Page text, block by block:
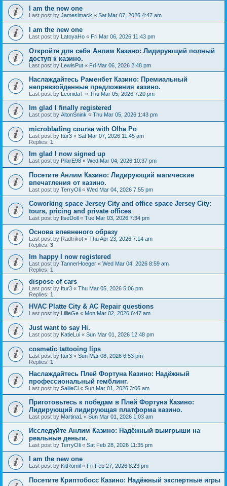
I am the new one
Last post by Jamesimack « Sat Mar 07, 2026 4:47 am
I am the new one
Last post by LatoyaHo « Fri Mar 06, 2026 11:43 pm
Откройте для себя Анлим Казино: Лидирующий полный
доступ к казино.
Last post by LewisPut « Fri Mar 06, 2026 2:48 pm
Наслаждайтесь Раменбет Казино: Премиальный
непревзойденные предложения казино.
Last post by LeonidaT « Thu Mar 05, 2026 7:20 pm
Im glad I finally registered
Last post by AltonSnink « Thu Mar 05, 2026 1:43 pm
microblading course with Olha Po
Last post by ftur3 « Sat Mar 07, 2026 11:45 am
Replies: 1
Im glad I now signed up
Last post by PilarE98 « Wed Mar 04, 2026 10:37 pm
Посетите Анлим Казино: Лидирующий магические
впечатления от казино.
Last post by TerryOli « Wed Mar 04, 2026 7:55 pm
Coworking space Jersey City and office space Jersey City:
tours, pricing and private offices
Last post by IlseDoll « Tue Mar 03, 2026 7:34 pm
Основа впевненого образу
Last post by Radtrikot « Thu Apr 23, 2026 7:14 am
Replies: 3
Im happy I now registered
Last post by TannerHoeger « Wed Mar 04, 2026 8:59 am
Replies: 1
dispose of cars
Last post by ftur3 « Thu Mar 05, 2026 5:06 pm
Replies: 1
HVAC Platte City & AC Repair questions
Last post by LillieGe « Mon Mar 02, 2026 6:47 am
Just want to say Hi.
Last post by KatieLui « Sun Mar 01, 2026 12:48 pm
cosmetic tattooing lips
Last post by ftur3 « Sun Mar 08, 2026 6:53 pm
Replies: 1
Наслаждайтесь Плей Фортуна Казино: Надёжный
профессиональный гемблинг.
Last post by SallieCl « Sun Mar 01, 2026 3:06 am
Приготовьтесь к победам в Плей Фортуна Казино:
Лидирующий лидирующая платформа казино.
Last post by Martina1 « Sun Mar 01, 2026 1:03 am
Исследуйте Анлим Казино: Надёжный выигрыши на
реальные деньги.
Last post by TerryOli « Sat Feb 28, 2026 11:35 pm
I am the new one
Last post by KitRomil « Fri Feb 27, 2026 8:23 pm
Посетите Криптобосс Казино: Надёжный экспертные игры